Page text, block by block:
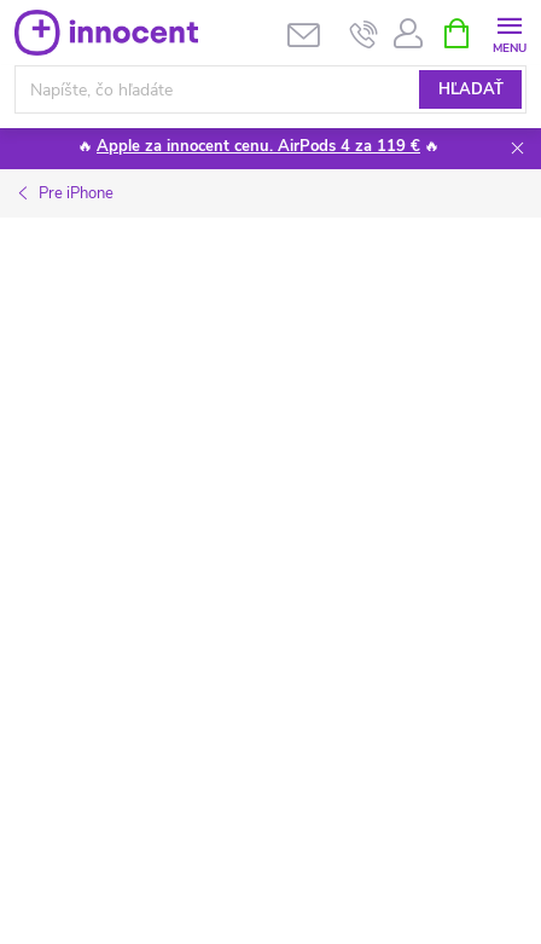
Prejsť
na
obsah
HĽADAŤ
KOŠÍK
🔥 Apple za innocent cenu. AirPods 4 za 119 € 🔥
Pre iPhone